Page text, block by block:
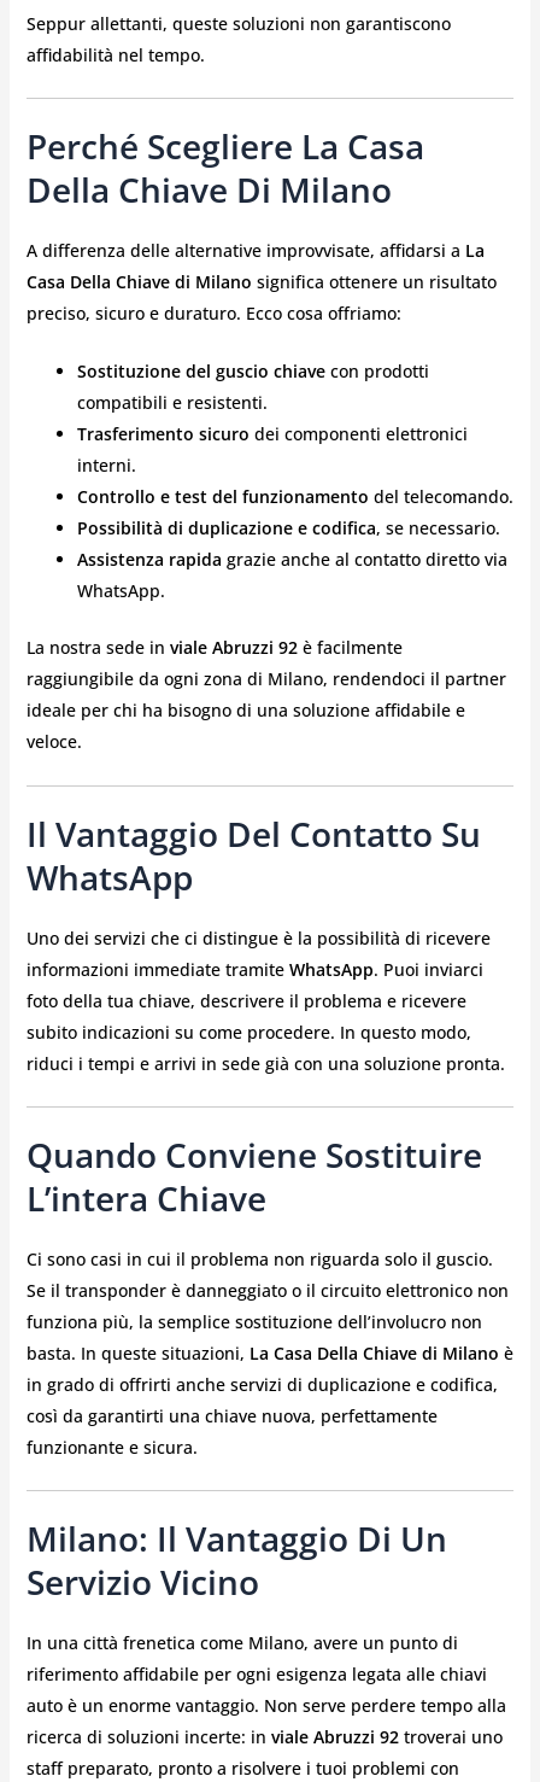
Seppur allettanti, queste soluzioni non garantiscono
affidabilità nel tempo.
Perché Scegliere La Casa
Della Chiave Di Milano
A differenza delle alternative improvvisate, affidarsi a La
Casa Della Chiave di Milano significa ottenere un risultato
preciso, sicuro e duraturo. Ecco cosa offriamo:
Sostituzione del guscio chiavecon prodotti
compatibili e resistenti.
Trasferimento sicuro dei componenti elettronici
interni.
Controllo e test del funzionamento del telecomando.
Possibilità di duplicazione e codifica, se necessario.
Assistenza rapida grazie anche al contatto diretto via
WhatsApp.
La nostra sede in viale Abruzzi 92è facilmente
raggiungibile da ogni zona di Milano, rendendoci il partner
ideale per chi ha bisogno di una soluzione affidabile e
veloce.
Il Vantaggio Del Contatto Su
WhatsApp
Uno dei servizi che ci distingue è la possibilità di ricevere
informazioni immediate tramite WhatsApp. Puoi inviarci
foto della tua chiave, descrivere il problema e ricevere
subito indicazioni su come procedere. In questo modo,
riduci i tempi e arrivi in sede già con una soluzione pronta.
Quando Conviene Sostituire
L’intera Chiave
Ci sono casi in cui il problema non riguarda solo il guscio.
Se il transponder è danneggiato o il circuito elettronico non
funziona più, la semplice sostituzione dell’involucro non
basta. In queste situazioni, La Casa Della Chiave di Milano è
in grado di offrirti anche servizi di duplicazione e codifica,
così da garantirti una chiave nuova, perfettamente
funzionante e sicura.
Milano: Il Vantaggio Di Un
Servizio Vicino
In una città frenetica come Milano, avere un punto di
riferimento affidabile per ogni esigenza legata alle chiavi
auto è un enorme vantaggio. Non serve perdere tempo alla
ricerca di soluzioni incerte: in viale Abruzzi 92troverai uno
staff preparato, pronto a risolvere i tuoi problemi con